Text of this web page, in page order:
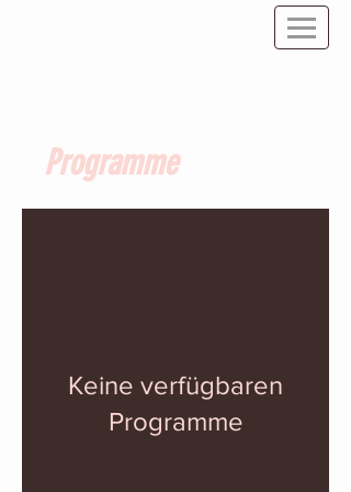
Programme
Keine verfügbaren
Programme